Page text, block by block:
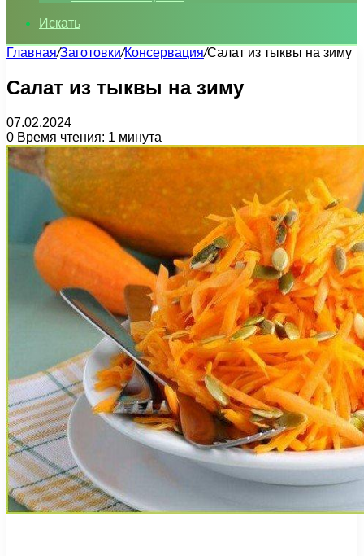
Искать
Главная/Заготовки/Консервация/Салат из тыквы на зиму
Салат из тыквы на зиму
07.02.2024
0 Время чтения: 1 минута